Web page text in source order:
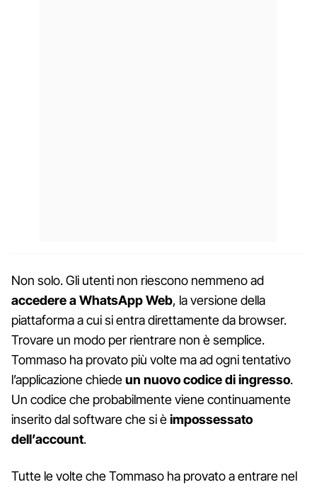
Non solo. Gli utenti non riescono nemmeno ad
accedere a WhatsApp Web, la versione della
piattaforma a cui si entra direttamente da browser.
Trovare un modo per rientrare non è semplice.
Tommaso ha provato più volte ma ad ogni tentativo
l’applicazione chiedeun nuovo codice di ingresso.
Un codice che probabilmente viene continuamente
inserito dal software che si èimpossessato
dell’account.
Tutte le volte che Tommaso ha provato a entrare nel